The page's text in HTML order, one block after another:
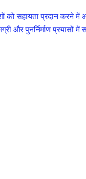
को सहायता प्रदान करने
और पुनर्निर्माण प्रयासों में